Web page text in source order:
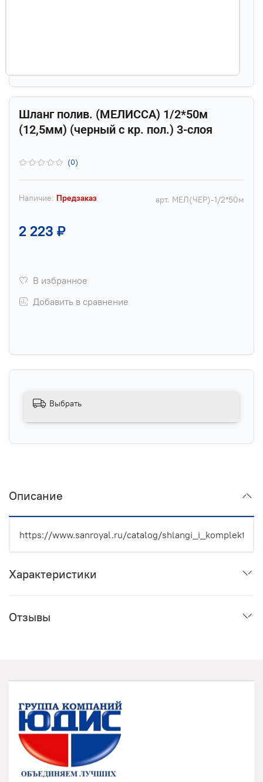
(0)
арт. МЕЛ(ЧЕР)-1/2*50м
Наличие: Предзаказ
Шланг полив. (МЕЛИССА) 1/2*50м
(12,5мм) (черный с кр. пол.) 3-слоя
2 223 ₽
В избранное
Добавить в сравнение
Выбрать
Описание
https://www.sanroyal.ru/catalog/
Характеристики
Отзывы